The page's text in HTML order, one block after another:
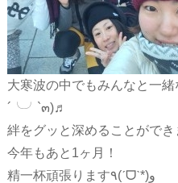
大寒波の中でもみんなと一
´╰╯`๓)♬
絆をグッと深めることがで
今年もあと1ヶ月！
精一杯頑張ります٩(ˊᗜˋ*)و